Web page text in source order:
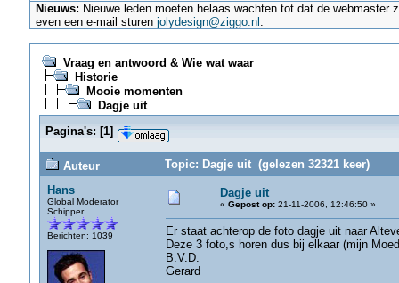
Nieuws: Nieuwe leden moeten helaas wachten tot dat de
even een e-mail sturenjolydesign@ziggo.nl .
Vraag en antwoord & Wie wat waar
Historie
Mooie momenten
Dagje uit
Pagina's: [1]
Auteur
Topic: Dagje uit (gelezen 32321 keer)
Hans
Global Moderator
Schipper
Berichten: 1039
Dagje uit
« Gepost op:21-11-2006, 12:46:50 »
Er staat achterop de foto dagje uit naar
Deze 3 foto,s horen dus bij elkaar (mijn
B.V.D.
Gerard